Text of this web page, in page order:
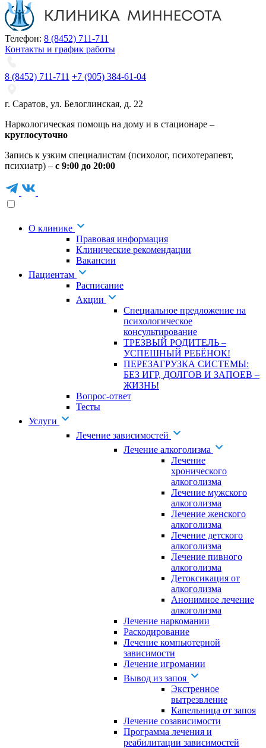
Телефон: 8 (8452) 711-711
Контакты и график работы
8 (8452) 711-711 +7 (905) 384-61-04
г. Саратов, ул. Белоглинская, д. 22
Наркологическая помощь на дому и в стационаре –
круглосуточно
Запись к узким специалистам (психолог, психотерапевт,
психиатр) – с 9:00 до 20:00
О клинике
Правовая информация
Клинические рекомендации
Вакансии
Пациентам
Расписание
Акции
Специальное предложение на
психологическое
консультирование
ТРЕЗВЫЙ РОДИТЕЛЬ –
УСПЕШНЫЙ РЕБЁНОК!
ПЕРЕЗАГРУЗКА СИСТЕМЫ:
БЕЗ ИГР, ДОЛГОВ И ЗАПОЕВ –
ЖИЗНЬ!
Вопрос-ответ
Тесты
Услуги
Лечение зависимостей
Лечение алкоголизма
Лечение
хронического
алкоголизма
Лечение мужского
алкоголизма
Лечение женского
алкоголизма
Лечение детского
алкоголизма
Лечение пивного
алкоголизма
Детоксикация от
алкоголизма
Анонимное лечение
алкоголизма
Лечение наркомании
Раскодирование
Лечение компьютерной
зависимости
Лечение игромании
Вывод из запоя
Экстренное
вытрезвление
Капельница от запоя
Лечение созависимости
Программа лечения и
реабилитации зависимостей